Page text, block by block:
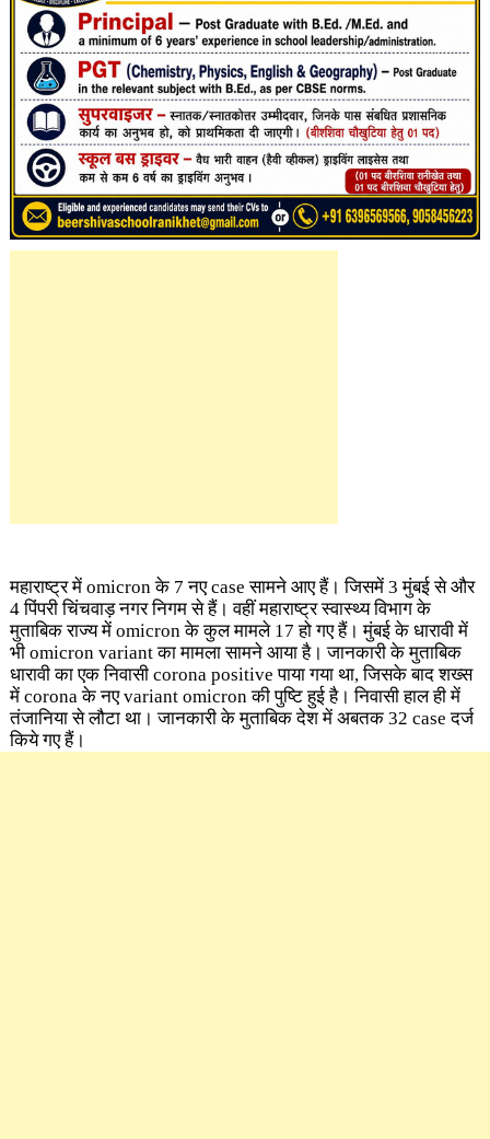
महाराष्ट्र में omicron के 7 नए case सामने आए हैं। जिसमें 3 मुंबई से और
4 पिंपरी चिंचवाड़ नगर निगम से हैं। वहीं महाराष्ट्र स्वास्थ्य विभाग के
मुताबिक राज्य में omicron के कुल मामले 17 हो गए हैं। मुंबई के धारावी में
भी omicron variant का मामला सामने आया है। जानकारी के मुताबिक
धारावी का एक निवासी corona positive पाया गया था, जिसके बाद शख्स
में corona के नए variant omicron की पुष्टि हुई है। निवासी हाल ही में
तंजानिया से लौटा था। जानकारी के मुताबिक देश में अबतक 32 case दर्ज
किये गए हैं।